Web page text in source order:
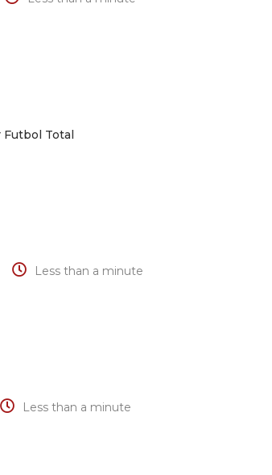
Total
Less than a minute
Less than a minute